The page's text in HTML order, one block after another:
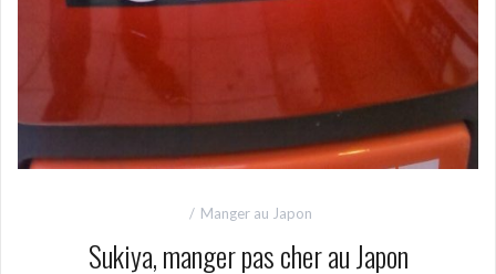
Manger au Japon
Sukiya, manger pas cher au Japon